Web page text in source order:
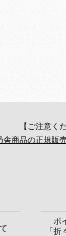
【ご注意く
舎商品の正規販
ポ
「